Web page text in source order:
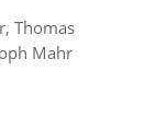
Thomas
Mahr